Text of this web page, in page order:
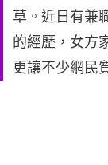
草。近日有兼
的經歷，女方
更讓不少網民